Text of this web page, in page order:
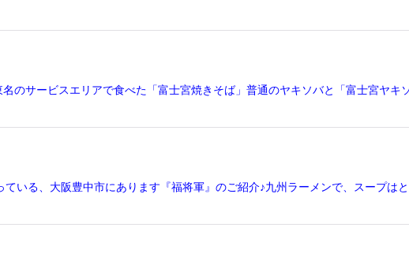
のサービスエリアで食べた「富士宮焼きそば」普通のヤキソバと「富士宮ヤ
る、大阪豊中市にあります『福将軍』のご紹介♪九州ラーメンで、スープは